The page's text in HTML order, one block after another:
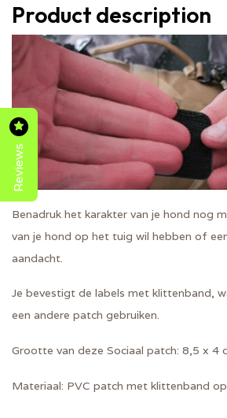
Product description
Benadruk het karakter van je hond nog
van je hond op het tuig wil hebben of
aandacht.
Je bevestigt de labels met klittenband,
een andere patch gebruiken.
Grootte van deze Sociaal patch: 8,5 x 4
Materiaal: PVC patch met klittenband
Reviews